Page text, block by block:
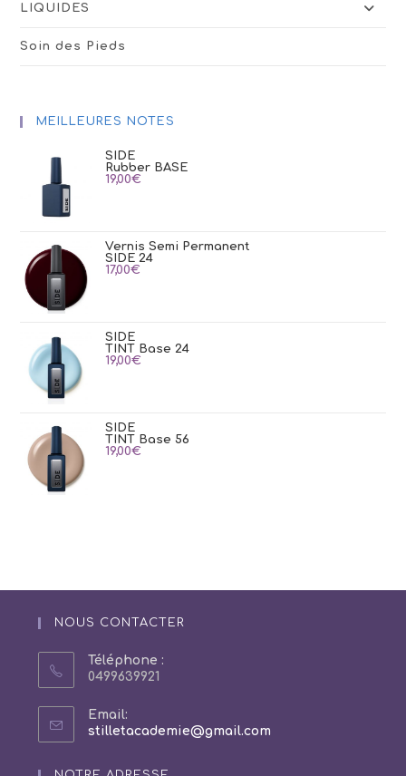
LIQUIDES
Soin des Pieds
MEILLEURES NOTES
SIDE
Rubber BASE
19,00€
Vernis Semi Permanent
SIDE 24
17,00€
SIDE
TINT Base 24
19,00€
SIDE
TINT Base 56
19,00€
NOUS CONTACTER
Téléphone :
0499639921
Email:
stilletacademie@gmail.comS’ouvre